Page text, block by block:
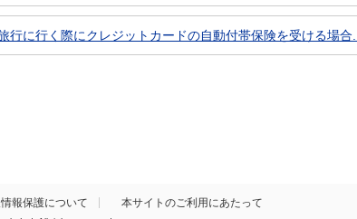
行に行く際にクレジットカードの自動付帯保険を受ける場合...
報保護について 本サイトのご利用にあたって